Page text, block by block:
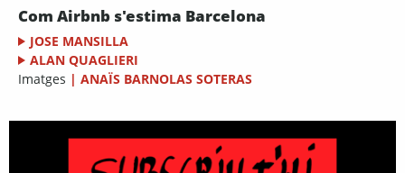
Com Airbnb s'estima Barcelona
JOSE MANSILLA
ALAN QUAGLIERI
Imatges | ANAÏS BARNOLAS SOTERAS